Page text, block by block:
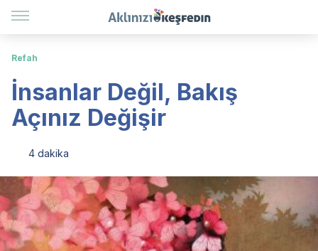
Refah
İnsanlar Değil, Bakış
Açınız Değişir
4 dakika